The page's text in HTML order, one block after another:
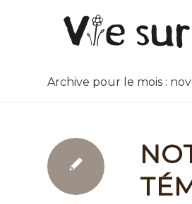
Archive pour le mois :